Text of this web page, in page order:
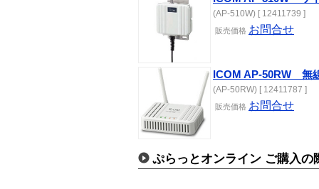
(AP-510W) [ 12411739 ]
販売価格 お問合せ
ICOM AP-50RW 無
(AP-50RW) [ 12411787 ]
販売価格 お問合せ
ぷらっとオンライン ご購入の